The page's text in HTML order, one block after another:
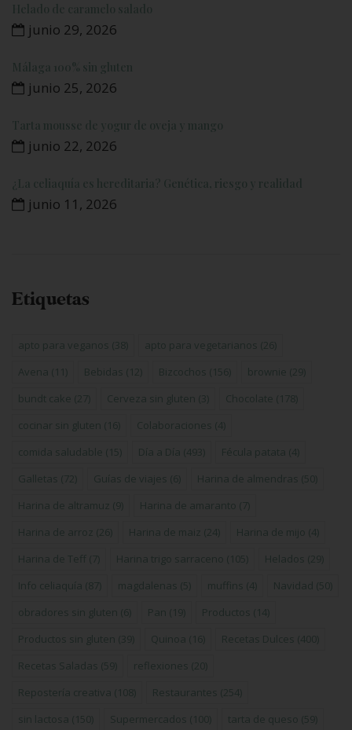
Helado de caramelo salado
junio 29, 2026
Málaga 100% sin gluten
junio 25, 2026
Tarta mousse de yogur de oveja y mango
junio 22, 2026
¿La celiaquía es hereditaria? Genética, riesgo y realidad
junio 11, 2026
Etiquetas
apto para veganos (38) apto para vegetarianos (26)
Avena (11) Bebidas (12) Bizcochos (156) brownie (29)
bundt cake (27) Cerveza sin gluten (3) Chocolate (178)
cocinar sin gluten (16) Colaboraciones (4)
comida saludable (15) Día a Día (493) Fécula patata (4)
Galletas (72) Guías de viajes (6) Harina de almendras (50)
Harina de altramuz (9) Harina de amaranto (7)
Harina de arroz (26) Harina de maiz (24) Harina de mijo (4)
Harina de Teff (7) Harina trigo sarraceno (105) Helados (29)
Info celiaquía (87) magdalenas (5) muffins (4) Navidad (50)
obradores sin gluten (6) Pan (19) Productos (14)
Productos sin gluten (39) Quinoa (16) Recetas Dulces (400)
Recetas Saladas (59) reflexiones (20)
Repostería creativa (108) Restaurantes (254)
sin lactosa (150) Supermercados (100) tarta de queso (59)